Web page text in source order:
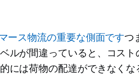
ース物流の重要な側面ですつ
ルが間違っていると、コスト
には荷物の配達ができなくな